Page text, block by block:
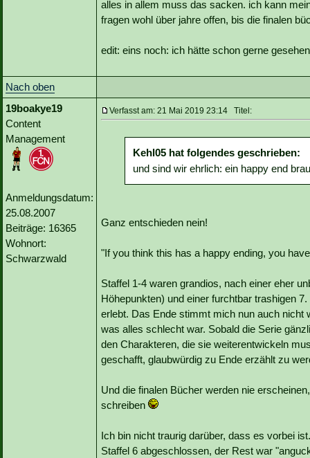
alles in allem muss das sacken. ich kann
fragen wohl über jahre offen, bis die finalen
edit: eins noch: ich hätte schon gerne
Nach oben
19boakye19
Content
Management
Anmeldungsdatum:
25.08.2007
Beiträge: 16365
Wohnort:
Schwarzwald
Verfasst am: 21 Mai 2019 23:14 Titel:
Kehl05 hat folgendes geschrieben:
und sind wir ehrlich: ein happy end
Ganz entschieden nein!
"If you think this has a happy ending, you
Staffel 1-4 waren grandios, nach einer eher
Höhepunkten) und einer furchtbar trashigen
erlebt. Das Ende stimmt mich nun auch nicht
was alles schlecht war. Sobald die Serie
den Charakteren, die sie weiterentwickeln
geschafft, glaubwürdig zu Ende erzählt zu
Und die finalen Bücher werden nie
schreiben
Ich bin nicht traurig darüber, dass es vorbei
Staffel 6 abgeschlossen, der Rest war